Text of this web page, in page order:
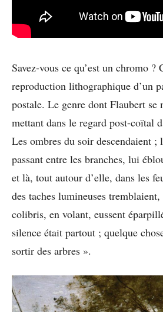
Savez-vous ce qu’est un chromo ?
reproduction lithographique d’un
postale. Le genre dont Flaubert se
mettant dans le regard post-coïtal
Les ombres du soir descendaient
passant entre les branches, lui
et là, tout autour d’elle, dans les
des taches lumineuses
colibris, en volant, eussent
silence était partout ; quelque
sortir des arbres ».